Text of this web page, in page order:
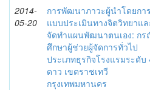
2014-
05-20
การพัฒนาภาวะผู้นำโดยกา
แบบประเมินทางจิตวิทยาแล
จัดทำแผนพัฒนาตนเอง: ก
ศึกษาผู้ช่วยผู้จัดการทั่วไป
ประเภทธุรกิจโรงแรมระดับ
ดาว เขตราชเทวี
กรุงเทพมหานคร